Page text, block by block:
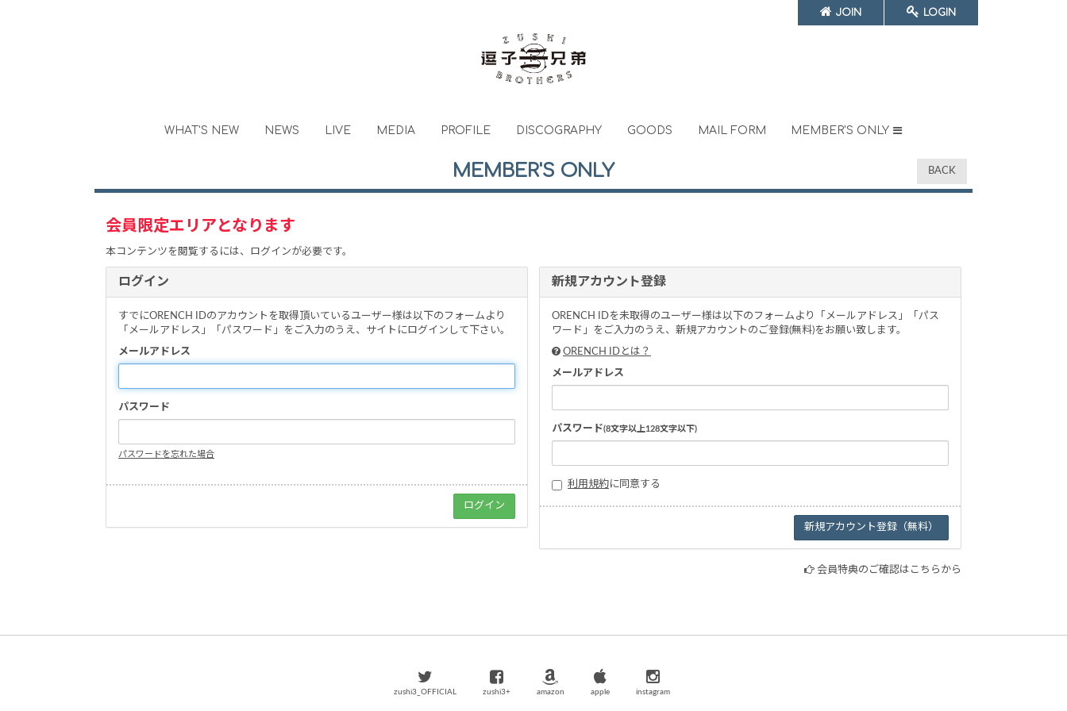
WHAT'S NEW NEWS LIVE MEDIA PROFILE DISCOGRAPHY GOODS MAIL FORM MEMBER'S ONLY
JOIN LOGIN
MEMBER'S ONLY BACK
会員限定エリアとなります
本コンテンツを閲覧するには、ログインが必要です。
ログイン
すでにORENCH IDのアカウントを取得頂いているユーザー様は以下のフォームより
「メールアドレス」「パスワード」をご入力のうえ、サイトにログインして下さい。
メールアドレス
パスワード
パスワードを忘れた場合
新規アカウント登録
ORENCH IDを未取得のユーザー様は以下のフォームより「メールアドレス」「パス
ワード」をご入力のうえ、新規アカウントのご登録(無料)をお願い致します。
ORENCH IDとは？
メールアドレス
パスワード(8文字以上128文字以下)
利用規約に同意する
会員特典のご確認はこちらから
zushi3_OFFICIAL zushi3+ amazon apple instagram